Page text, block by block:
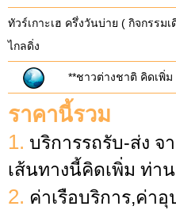
ทัวร์เกาะเฮ ครึ่งวันบ่าย ( กิจกรร
ไกลดิ่ง
**ชาวต่างชาติ คิดเพิ่ม
ราคานี้รวม
1. บริการรถรับ-ส่ง จ
เส้นทางนี้คิดเพิ่ม ท่า
2. ค่าเรือบริการ,ค่า